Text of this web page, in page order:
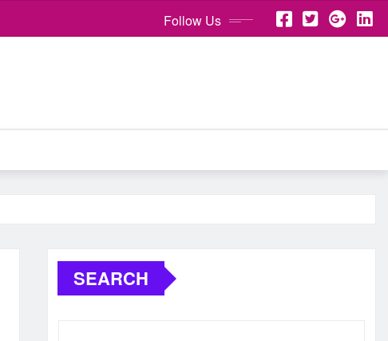
Follow Us
SEARCH